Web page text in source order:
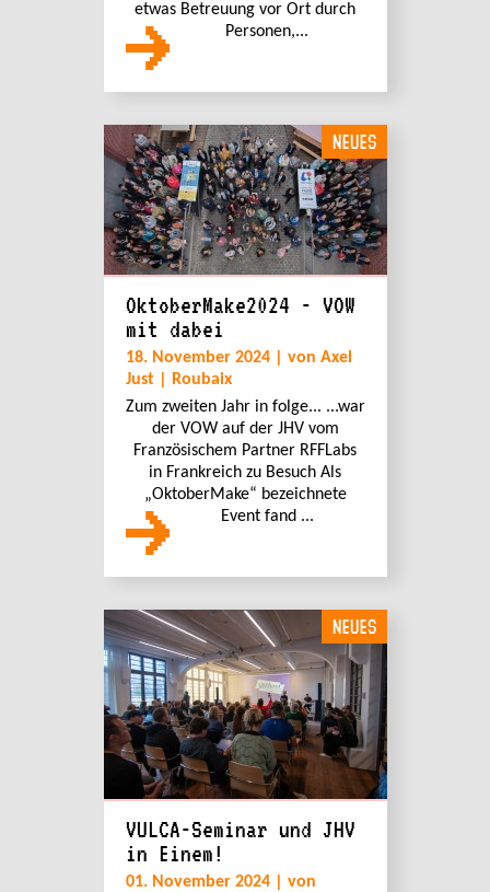
etwas Betreuung vor Ort durch
Personen,...
NEUES
OktoberMake2024 - VOW
mit dabei
18. November 2024 | von Axel
Just | Roubaix
Zum zweiten Jahr in folge... ...war
der VOW auf der JHV vom
Französischem Partner RFFLabs
in Frankreich zu Besuch Als
„OktoberMake“ bezeichnete
Event fand ...
NEUES
VULCA-Seminar und JHV
in Einem!
01. November 2024 | von